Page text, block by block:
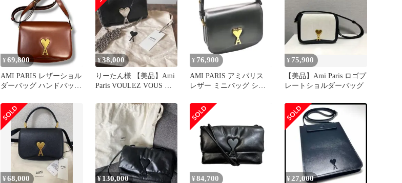
¥ 69,800
AMI PARIS レザーショル
ダーバッグ ハンドバッグ
2244G1
¥38,000
りーたん様 【美品】Ami
Paris VOULEZ VOUS チ
¥ 76,900
AMI PARIS アミパリス
レザー ミニバッグ ショ
¥ 75,900
【美品】Ami Paris ロゴプ
レートショルダーバッグ
¥68,000 ¥130,000 ¥ 84,700 ¥ 27,000